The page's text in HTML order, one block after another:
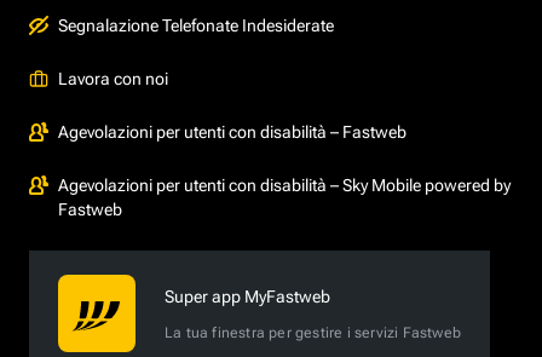
Segnalazione Telefonate Indesiderate
Lavora con noi
Agevolazioni per utenti con disabilità – Fastweb
Agevolazioni per utenti con disabilità – Sky Mobile powered by
Fastweb
Super app MyFastweb
La tua finestra per gestire i servizi Fastweb